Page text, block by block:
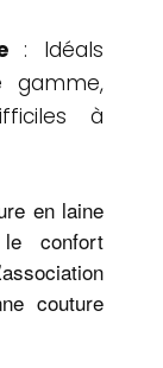
: Idéals
gamme,
à
en laine
confort
couture